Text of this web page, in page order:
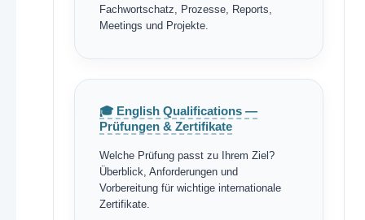
Fachwortschatz, Prozesse, Reports,
Meetings und Projekte.
🎓 English Qualifications —
Prüfungen & Zertifikate
Welche Prüfung passt zu Ihrem Ziel?
Überblick, Anforderungen und
Vorbereitung für wichtige internationale
Zertifikate.